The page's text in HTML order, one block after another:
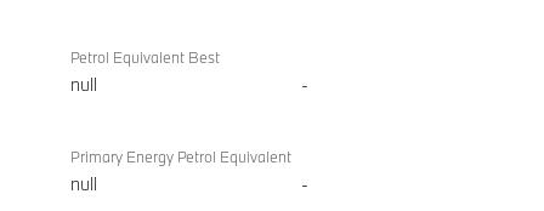
Petrol Equivalent Best
null -
Primary Energy Petrol Equivalent
null -